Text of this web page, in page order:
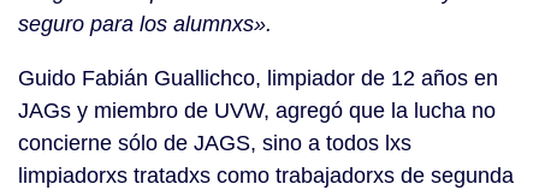
seguro para los alumnxs».
Guido Fabián Guallichco, limpiador de 12 años en
JAGs y miembro de UVW, agregó que la lucha no
concierne sólo de JAGS, sino a todos lxs
limpiadorxs tratadxs como trabajadorxs de segunda